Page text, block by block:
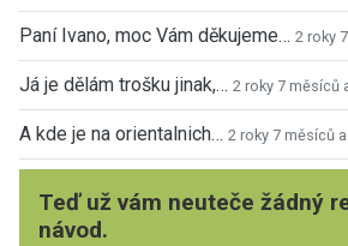
Paní Ivano, moc Vám děkujeme… 2 roky
Já je dělám trošku jinak,… 2 roky 7 měsíců
A kde je na orientalnich… 2 roky 7 měsíců
Teď už vám neuteče žádný
návod.